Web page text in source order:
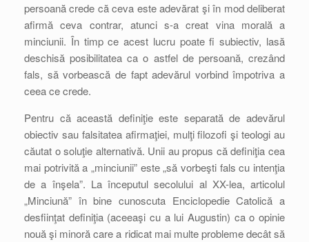
persoană crede că ceva este adevărat şi în mod deliberat
afirmă ceva contrar, atunci s-a creat vina morală a
minciunii. În timp ce acest lucru poate fi subiectiv, lasă
deschisă posibilitatea ca o astfel de persoană, crezând
fals, să vorbească de fapt adevărul vorbind împotriva a
ceea ce crede.
Pentru că această definiţie este separată de adevărul
obiectiv sau falsitatea afirmaţiei, mulţi filozofi şi teologi au
căutat o soluţie alternativă. Unii au propus că definiţia cea
mai potrivită a „minciunii” este „să vorbeşti fals cu intenţia
de a înşela”. La începutul secolului al XX-lea, articolul
„Minciună” în bine cunoscuta Enciclopedie Catolică a
desfiinţat definiţia (aceeaşi cu a lui Augustin) ca o opinie
nouă şi minoră care a ridicat mai multe probleme decât să